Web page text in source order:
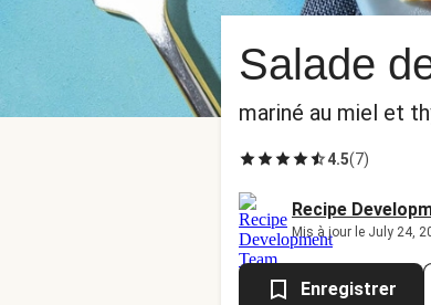
Salade
mariné au miel et
4.5(7)
Recipe
Mis à jour le July 24,
Enregistrer